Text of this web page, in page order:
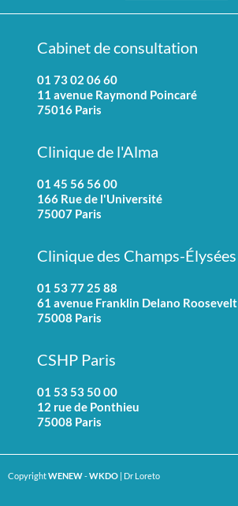
Cabinet de consultation
01 73 02 06 60
11 avenue Raymond Poincaré
75016 Paris
Clinique de l'Alma
01 45 56 56 00
166 Rue de l'Université
75007 Paris
Clinique des Champs-Élysées
01 53 77 25 88
61 avenue Franklin Delano Roosevelt
75008 Paris
CSHP Paris
01 53 53 50 00
12 rue de Ponthieu
75008 Paris
CopyrightWENEW-WKDO | Dr Loreto